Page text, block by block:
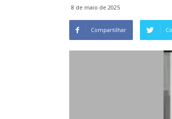
8 de maio de 2025
Compartilhar